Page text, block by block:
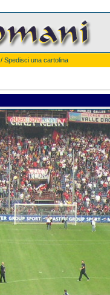
/ Spedisci una cartolina